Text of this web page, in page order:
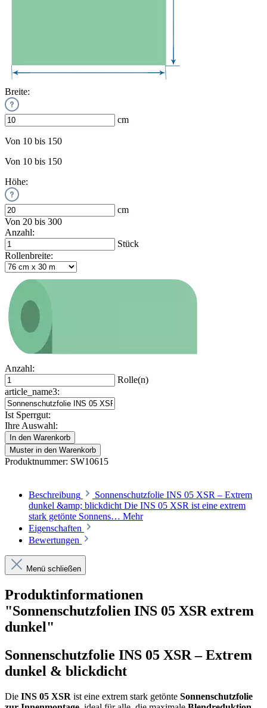
Breite:
cm
Von 10 bis 150
Von 10 bis 150
Höhe:
cm
Von 20 bis 300
Anzahl:
Stück
Rollenbreite:
Anzahl:
Rolle(n)
article_name3:
Ist Sperrgut:
Ihre Auswahl:
In den Warenkorb
Muster in den Warenkorb
Produktnummer: SW10615
Beschreibung
Sonnenschutzfolie INS 05 XSR – Extrem
dunkel &amp; blickdicht Die INS 05 XSR ist eine extrem
stark getönte Sonnens… Mehr
Eigenschaften
Bewertungen
Menü schließen
Produktinformationen
"Sonnenschutzfolien INS 05 XSR extrem
dunkel"
Sonnenschutzfolie INS 05 XSR – Extrem
dunkel & blickdicht
Die INS 05 XSR ist eine extrem stark getönte Sonnenschutzfolie